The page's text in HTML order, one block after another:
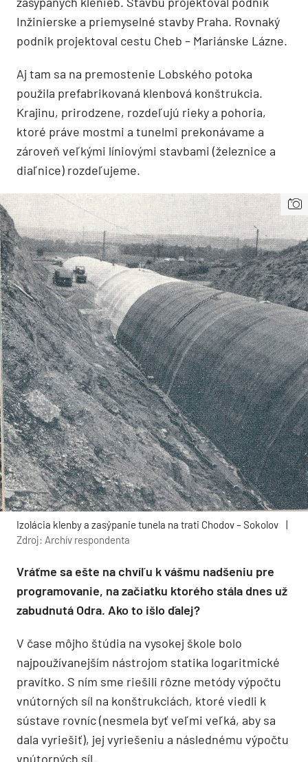
Inžinierske a priemyselné stavby Praha. Rovnaký
podnik projektoval cestu Cheb – Mariánske Lázne.
Aj tam sa na premostenie Lobského potoka
použila prefabrikovaná klenbová konštrukcia.
Krajinu, prirodzene, rozdeľujú rieky a pohoria,
ktoré práve mostmi a tunelmi prekonávame a
zároveň veľkými líniovými stavbami (železnice a
diaľnice) rozdeľujeme.
Izolácia klenby a zasýpanie tunela na trati Chodov – Sokolov
|
Zdroj: Archív respondenta
Vráťme sa ešte na chvíľu k vášmu nadšeniu pre
programovanie, na začiatku ktorého stála dnes už
zabudnutá Odra. Ako to išlo ďalej?
V čase môjho štúdia na vysokej škole bolo
najpoužívanejším nástrojom statika logaritmické
pravítko. S ním sme riešili rôzne metódy výpočtu
vnútorných síl na konštrukciách, ktoré viedli k
sústave rovníc (nesmela byť veľmi veľká, aby sa
dala vyriešiť), jej vyriešeniu a následnému výpočtu
vnútorných síl.